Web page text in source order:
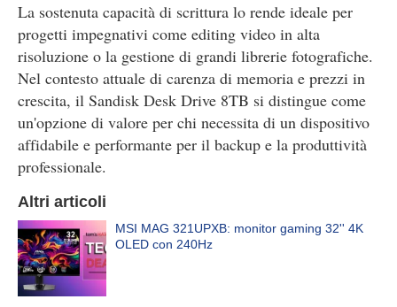
La sostenuta capacità di scrittura lo rende ideale per
progetti impegnativi come editing video in alta
risoluzione o la gestione di grandi librerie fotografiche.
Nel contesto attuale di carenza di memoria e prezzi in
crescita, il Sandisk Desk Drive 8TB si distingue come
un'opzione di valore per chi necessita di un dispositivo
affidabile e performante per il backup e la produttività
professionale.
Altri articoli
MSI MAG 321UPXB: monitor gaming 32'' 4K
OLED con 240Hz